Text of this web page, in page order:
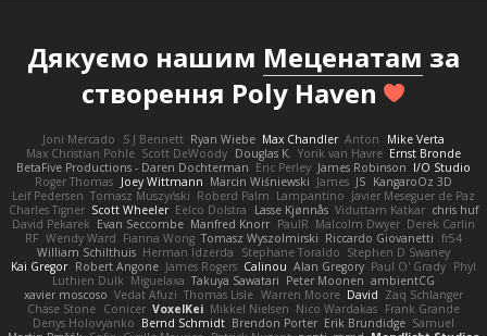
Дякуємо нашим Меценатам за
створення Poly Haven
Joni Mercado S J Bennett Ryan Wiebe Max Chandler Anton
Mike Verta
Max Christian Pohle Scott DeWoody Douglas K. Yorik van Havre Ernst Bronde
BetaFive Productions - Daren Dochterman Eric Perley James Robinson I/O Studio
Roger Thomas Joey Wittmann Marcin Wiśniewski James JS KangaroOz 3D
Leif Pedersen Tomasz Muszyński Roberd Palm Lampantino Javier Meseguer de Paz
Charles Tigner Scott Wheeler Eelco Dolstra Lasse Kjønnås Viduttam Katkar chris huf
David Pekarek Evan Seccombe Manfred Knorr PaulR Malcolm Dwyer Derek Carlin
RF Wendy Ward Fianna Wong Tomasz Wyszolmirski Riccardo Giovanetti fr54
William Schilthuis Herman Idzerda Stephane Toraldo Stephen D Swaney
Kai Gregor Robert Angone James Rogers Calinou Alan Gregory Paul O' Grady Phyl
Luthien Dulk Miguelaxa Takuya Sawatari Peter Moonen ambientCG
xavier moscoso Vedat Afuzi Thomas Lisle Warren Moore David Zaq Schlanger
Chase Stone Conicer VoxelKei Mikkel Nielsen Nico Wardakas Frank Grande
Denys Holovyanko Bernd Schmidt Brendon Porter Erik Brundidge Samuel